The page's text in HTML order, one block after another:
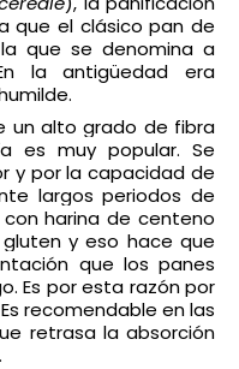
que el clásico pan de
que se denomina a
la antigüedad era
un alto grado de fibra
es muy popular. Se
y por la capacidad de
largos periodos de
harina de centeno
gluteny eso hace que
que los panes
Es por esta razón por
Es recomendable en las
retrasa la absorción